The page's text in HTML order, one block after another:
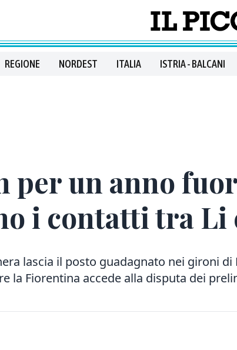
REGIONE NORDEST ITALIA ISTRIA - BALCANI
per un anno
i contatti tra Li
lascia il posto guadagnato nei gironi di
la Fiorentina accede alla disputa dei